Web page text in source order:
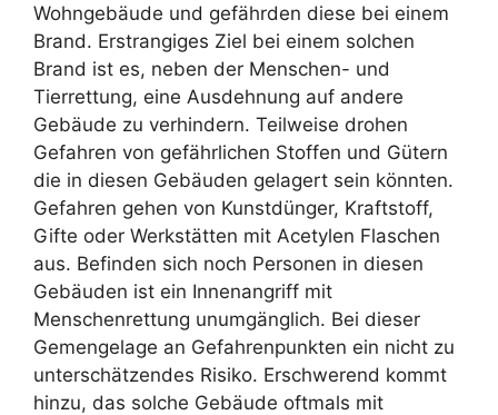
Wohngebäude und gefährden diese bei einem
Brand. Erstrangiges Ziel bei einem solchen
Brand ist es, neben der Menschen- und
Tierrettung, eine Ausdehnung auf andere
Gebäude zu verhindern. Teilweise drohen
Gefahren von gefährlichen Stoffen und Gütern
die in diesen Gebäuden gelagert sein könnten.
Gefahren gehen von Kunstdünger, Kraftstoff,
Gifte oder Werkstätten mit Acetylen Flaschen
aus. Befinden sich noch Personen in diesen
Gebäuden ist ein Innenangriff mit
Menschenrettung unumgänglich. Bei dieser
Gemengelage an Gefahrenpunkten ein nicht zu
unterschätzendes Risiko. Erschwerend kommt
hinzu, das solche Gebäude oftmals mit